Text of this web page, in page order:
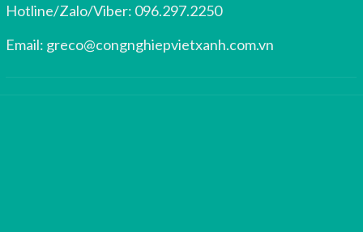
Hotline/Zalo/Viber: 096.297.2250
Email: greco@congnghiepvietxanh.com.vn